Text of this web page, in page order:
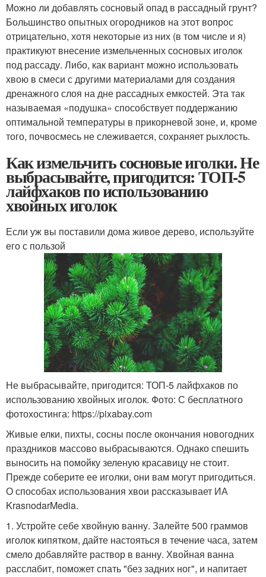
Можно ли добавлять сосновый опад в рассадный грунт?
Большинство опытных огородников на этот вопрос
отрицательно, хотя некоторые из них (в том числе и я)
практикуют внесение измельченных сосновых иголок
под рассаду. Либо, как вариант можно использовать
хвою в смеси с другими материалами для создания
дренажного слоя на дне рассадных емкостей. Эта так
называемая «подушка» способствует поддержанию
оптимальной температуры в прикорневой зоне, и, кроме
того, почвосмесь не слеживается, сохраняет рыхлость.
Как измельчить сосновые иголки. Не
выбрасывайте, пригодится: ТОП-5
лайфхаков по использованию
хвойных иголок
Если уж вы поставили дома живое дерево, используйте
его с пользой
Не выбрасывайте, пригодится: ТОП-5 лайфхаков по
использованию хвойных иголок. Фото: С бесплатного
фотохостинга: https://pixabay.com
Живые елки, пихты, сосны после окончания новогодних
праздников массово выбрасываются. Однако спешить
выносить на помойку зеленую красавицу не стоит.
Прежде соберите ее иголки, они вам могут пригодиться.
О способах использования хвои рассказывает ИА
KrasnodarMedia.
1. Устройте себе хвойную ванну. Залейте 500 граммов
иголок кипятком, дайте настояться в течение часа, затем
смело добавляйте раствор в ванну. Хвойная ванна
расслабит, поможет спать "без задних ног", и напитает